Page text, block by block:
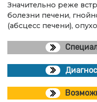
Значительно реже
болезни печени,
(абсцесс печени),